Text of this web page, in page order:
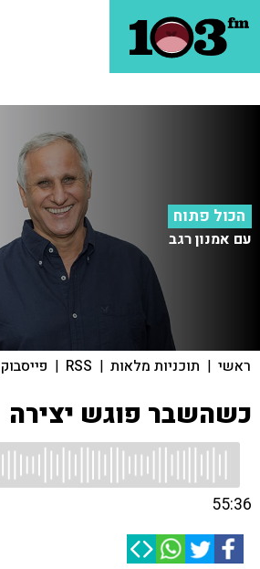
הכול פתוח
עם אמנון רגב
ראשי | תוכניות מלאות |
RSS
| פייסבוק
כשהשבר פוגש יצירה
55:36